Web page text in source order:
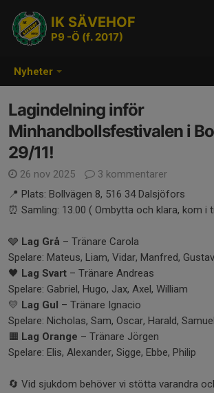
Nyheter
IK SÄVEHOF
P9 -Ö (f. 2017)
Lagindelning inför
Minhandbollsfestivalen i
29/11!
26 nov 2025
3 kommentarer
📍 Plats: Bollvägen 8, 516 34 Dalsjöfors
⏰ Samling: 13.00 ( Ombytta och klara, kom i
🩶 Lag Grå – Tränare Carola
Spelare: Mateus, Liam, Vidar, Manfred, Gustav
🖤 Lag Svart – Tränare Andreas
Spelare: Gabriel, Hugo, Jax, Axel, William
💛 Lag Gul – Tränare Ignacio
Spelare: Nicholas, Sam, Oscar, Harald, Samuel
🟧 Lag Orange – Tränare Jörgen
Spelare: Elis, Alexander, Sigge, Ebbe, Philip
🔄 Vid sjukdom behöver vi stötta varandra